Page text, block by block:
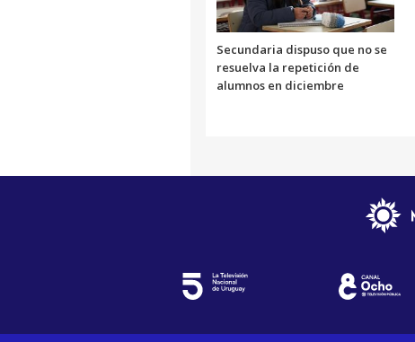
Secundaria dispuso que no se
resuelva la repetición de
alumnos en diciembre